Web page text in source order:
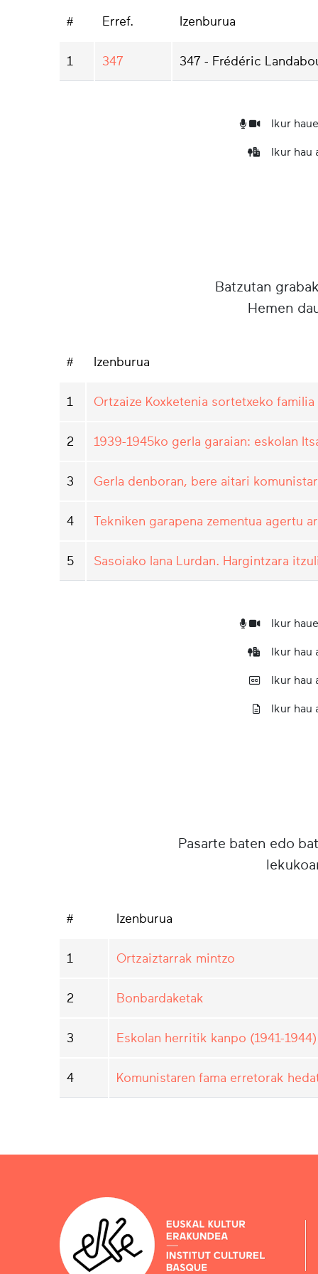
# Erref. Izenburua
1 347 347 - Frédéric
Ikur
Ikur hau
Batzutan
Hemen
# Izenburua
1 Ortzaize Koxketenia sortetxeko familia
2 1939-1945ko gerla garaian: eskolan
3 Gerla denboran, bere aitari
4 Tekniken garapena zementua agertu
5 Sasoiako lana Lurdan. Hargintzara
Ikur
Ikur hau
Ikur hau
Ikur hau
Pasarte baten edo
# Izenburua
1 Ortzaiztarrak mintzo
2 Bonbardaketak
3 Eskolan herritik kanpo (1941-1944)
4 Komunistaren fama erretorak